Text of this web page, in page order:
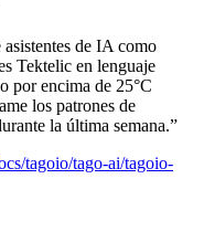
de IA como
Tektelic en lenguaje
por encima de 25°C
los patrones de
la última semana.”
tagoio/tago-ai/tagoio-